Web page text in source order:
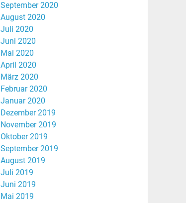
September 2020
August 2020
Juli 2020
Juni 2020
Mai 2020
April 2020
März 2020
Februar 2020
Januar 2020
Dezember 2019
November 2019
Oktober 2019
September 2019
August 2019
Juli 2019
Juni 2019
Mai 2019